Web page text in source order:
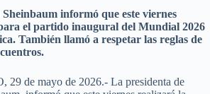
informó que este viernes
el partido inaugural del Mundial 2026
También llamó a respetar las reglas de
de mayo de 2026.- La presidenta de